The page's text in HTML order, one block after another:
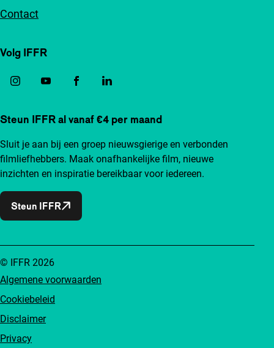
Contact
Volg IFFR
Steun IFFR al vanaf €4 per maand
Sluit je aan bij een groep nieuwsgierige en verbonden
filmliefhebbers. Maak onafhankelijke film, nieuwe
inzichten en inspiratie bereikbaar voor iedereen.
Steun IFFR
Algemene voorwaarden
Cookiebeleid
Disclaimer
Privacy
© IFFR 2026